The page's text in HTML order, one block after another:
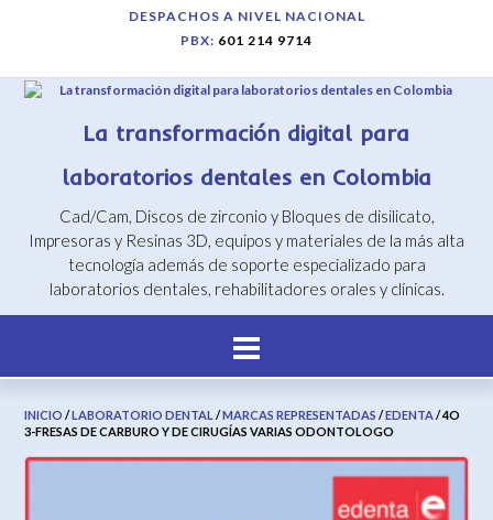
DESPACHOS A NIVEL NACIONAL
PBX: 601 214 9714
La transformación digital para
laboratorios dentales en Colombia
Cad/Cam, Discos de zirconio y Bloques de disilicato,
Impresoras y Resinas 3D, equipos y materiales de la más alta
tecnología además de soporte especializado para
laboratorios dentales, rehabilitadores orales y clínicas.
INICIO /LABORATORIO DENTAL /MARCAS REPRESENTADAS /EDENTA/ 4O
3-FRESAS DE CARBURO Y DE CIRUGÍAS VARIAS ODONTOLOGO